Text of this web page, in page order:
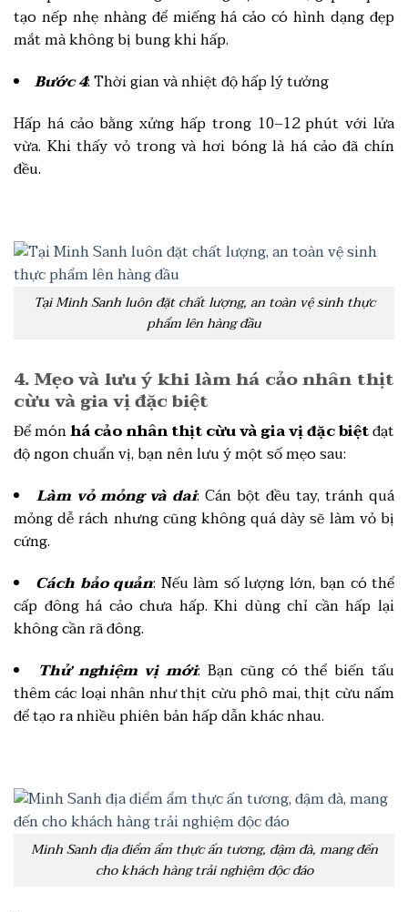
tạo nếp nhẹ nhàng để miếng há cảo có hình dạng đẹp
mắt mà không bị bung khi hấp.
Bước 4: Thời gian và nhiệt độ hấp lý tưởng
Hấp há cảo bằng xửng hấp trong 10–12 phút với lửa
vừa. Khi thấy vỏ trong và hơi bóng là há cảo đã chín
đều.
Tại Minh Sanh luôn đặt chất lượng, an toàn vệ sinh thực
phẩm lên hàng đầu
4. Mẹo và lưu ý khi làm há cảo nhân thịt
cừu và gia vị đặc biệt
Để mónhá cảo nhân thịt cừu và gia vị đặc biệtđạt
độ ngon chuẩn vị, bạn nên lưu ý một số mẹo sau:
Làm vỏ mỏng và dai: Cán bột đều tay, tránh quá
mỏng dễ rách nhưng cũng không quá dày sẽ làm vỏ bị
cứng.
Cách bảo quản: Nếu làm số lượng lớn, bạn có thể
cấp đông há cảo chưa hấp. Khi dùng chỉ cần hấp lại
không cần rã đông.
Thử nghiệm vị mới: Bạn cũng có thể biến tấu
thêm các loại nhân như thịt cừu phô mai, thịt cừu nấm
để tạo ra nhiều phiên bản hấp dẫn khác nhau.
Minh Sanh địa điểm ẩm thực ấn tương, đậm đà, mang đến
cho khách hàng trải nghiệm độc đáo